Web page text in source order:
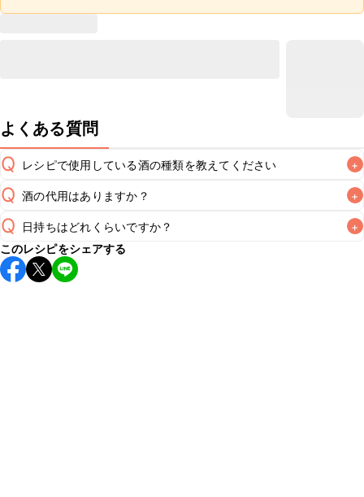
よくある質問
Q レシピで使用している酒の種類を教えてください +
A
Q 酒の代用はありますか？ +
A
Q 日持ちはどれくらいですか？ +
保存期間は冷蔵で翌日中が目安です。なるべくお早めにお召
し上がりください。
このレシピをシェアする